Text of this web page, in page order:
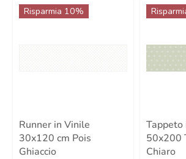
Risparmia 10%
Runner in Vinile
30x120 cm Pois
Ghiaccio
50x200
Chiaro